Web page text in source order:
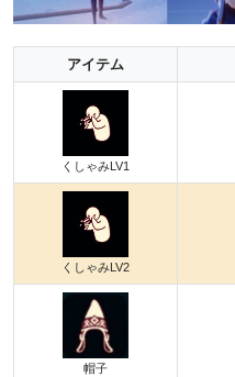
アイテム
くしゃみLV1
くしゃみLV2
帽子